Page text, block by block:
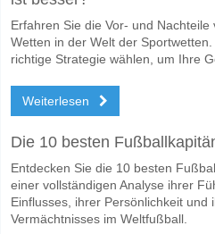
Erfahren Sie die Vor- und
Wetten in der Welt der
richtige Strategie wählen, um Ihre
Weiterlesen
Die 10 besten
Entdecken Sie die 10 besten
einer vollständigen Analyse ihrer
Einflusses, ihrer Persönlichkeit und
Vermächtnisses im Weltfußball.